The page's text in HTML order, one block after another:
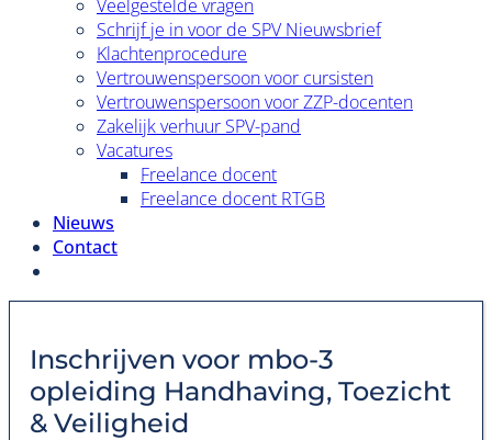
Veelgestelde vragen
Schrijf je in voor de SPV Nieuwsbrief
Klachtenprocedure
Vertrouwenspersoon voor cursisten
Vertrouwenspersoon voor ZZP-docenten
Zakelijk verhuur SPV-pand
Vacatures
Freelance docent
Freelance docent RTGB
Nieuws
Contact
Inschrijven voor mbo-3
opleiding Handhaving, Toezicht
& Veiligheid